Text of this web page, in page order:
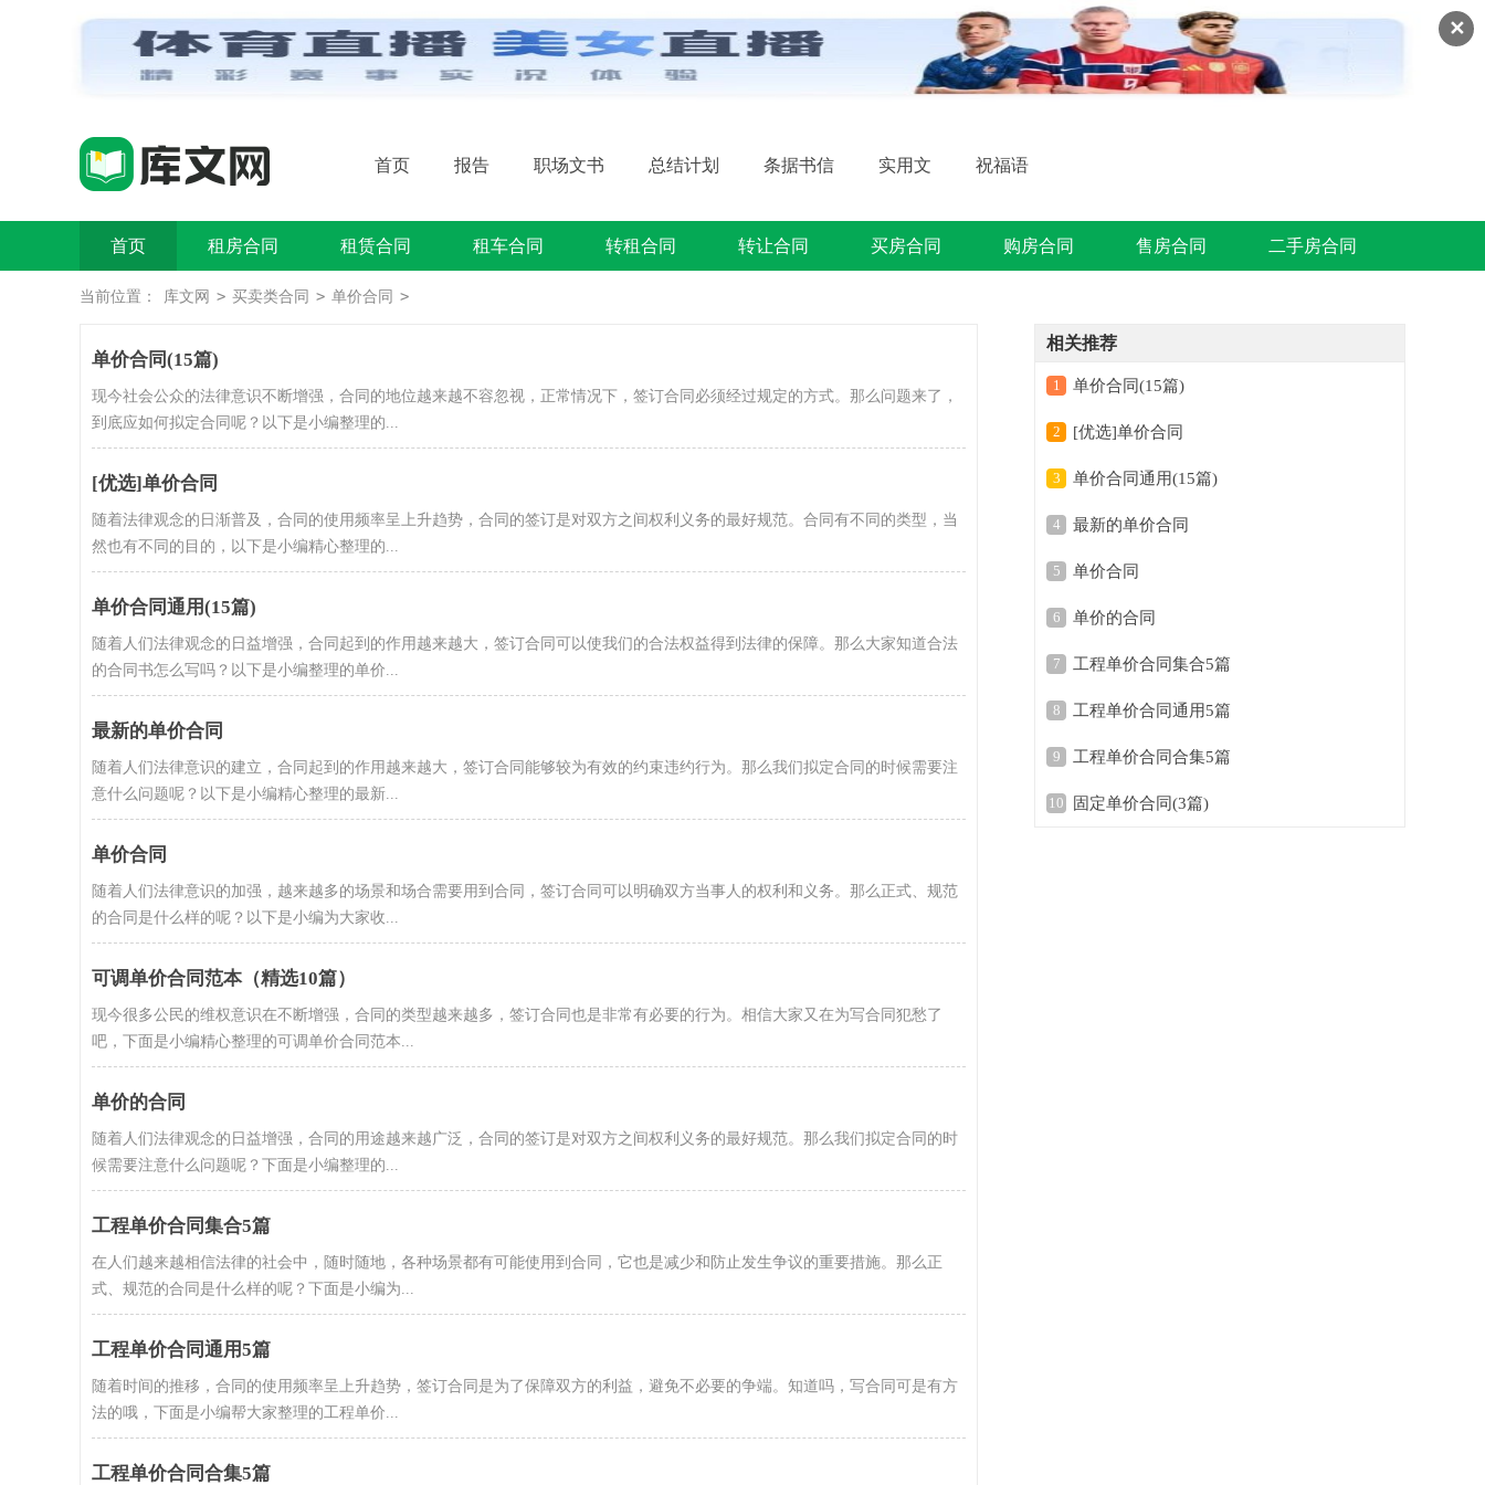
✕
首页 报告 职场文书 总结计划 条据书信 实用文 祝福语
首页 租房合同 租赁合同 租车合同 转租合同 转让合同 买房合同 购房合同 售房合同 二手房合同
当前位置： 库文网 > 买卖类合同 > 单价合同 >
单价合同(15篇)
现今社会公众的法律意识不断增强，合同的地位越来越不容忽视，正常情况下，签订合同必须经过规定的方式。那么问题来了，
到底应如何拟定合同呢？以下是小编整理的...
[优选]单价合同
随着法律观念的日渐普及，合同的使用频率呈上升趋势，合同的签订是对双方之间权利义务的最好规范。合同有不同的类型，当
然也有不同的目的，以下是小编精心整理的...
单价合同通用(15篇)
随着人们法律观念的日益增强，合同起到的作用越来越大，签订合同可以使我们的合法权益得到法律的保障。那么大家知道合法
的合同书怎么写吗？以下是小编整理的单价...
最新的单价合同
随着人们法律意识的建立，合同起到的作用越来越大，签订合同能够较为有效的约束违约行为。那么我们拟定合同的时候需要注
意什么问题呢？以下是小编精心整理的最新...
单价合同
随着人们法律意识的加强，越来越多的场景和场合需要用到合同，签订合同可以明确双方当事人的权利和义务。那么正式、规范
的合同是什么样的呢？以下是小编为大家收...
可调单价合同范本（精选10篇）
现今很多公民的维权意识在不断增强，合同的类型越来越多，签订合同也是非常有必要的行为。相信大家又在为写合同犯愁了
吧，下面是小编精心整理的可调单价合同范本...
单价的合同
随着人们法律观念的日益增强，合同的用途越来越广泛，合同的签订是对双方之间权利义务的最好规范。那么我们拟定合同的时
候需要注意什么问题呢？下面是小编整理的...
工程单价合同集合5篇
在人们越来越相信法律的社会中，随时随地，各种场景都有可能使用到合同，它也是减少和防止发生争议的重要措施。那么正
式、规范的合同是什么样的呢？下面是小编为...
工程单价合同通用5篇
随着时间的推移，合同的使用频率呈上升趋势，签订合同是为了保障双方的利益，避免不必要的争端。知道吗，写合同可是有方
法的哦，下面是小编帮大家整理的工程单价...
工程单价合同合集5篇
相关推荐
1 单价合同(15篇)
2 [优选]单价合同
3 单价合同通用(15篇)
4 最新的单价合同
5 单价合同
6 单价的合同
7 工程单价合同集合5篇
8 工程单价合同通用5篇
9 工程单价合同合集5篇
10 固定单价合同(3篇)